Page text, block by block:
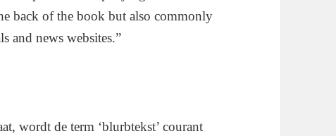
back of the book but also commonly
and news websites.”
wordt de term ‘blurbtekst’ courant